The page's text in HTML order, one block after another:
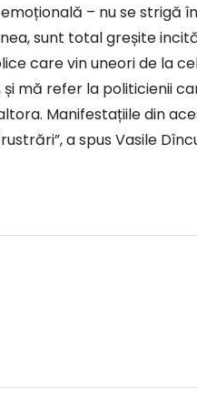
– nu se strigă
sunt total greșite
care vin uneori de la
mă refer la politicienii
Manifestațiile din
a spus Vasile